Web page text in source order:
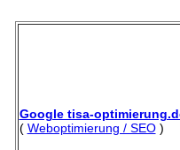
Google tisa-
( Weboptimierung / SEO)